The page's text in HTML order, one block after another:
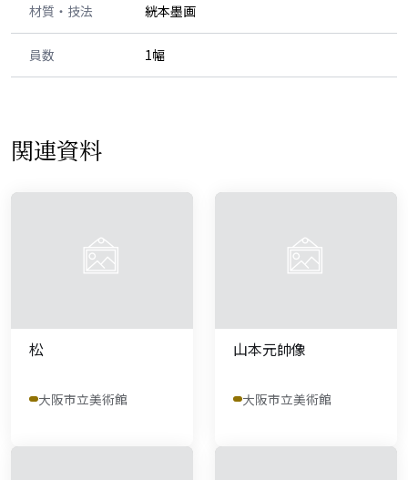
材質・技法 絖本墨画
員数 1幅
関連資料
松
大阪市立美術館
山本元帥像
大阪市立美術館